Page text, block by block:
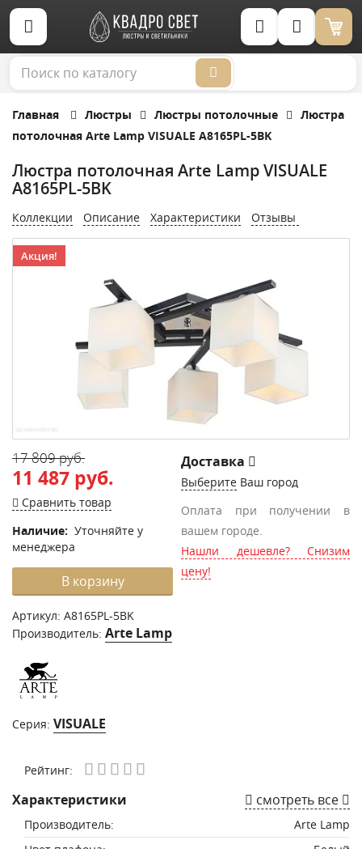
Корзина (0)
Главная Люстры Люстры потолочные
Люстра
потолочная Arte Lamp VISUALE A8165PL-5BK
Люстра потолочная Arte Lamp VISUALE
A8165PL-5BK
Коллекции Описание Характеристики Отзывы
Акция!
17 809 руб.
11 487 руб.
Сравнить товар
Наличие: Уточняйте у
менеджера
В корзину
Артикул: A8165PL-5BK
Производитель: Arte Lamp
Серия: VISUALE
Доставка
Выберите Ваш город
Оплата при получении в
вашем городе.
Нашли дешевле? Снизим
цену!
Рейтинг:
Характеристики смотреть все
Производитель:
Arte Lamp